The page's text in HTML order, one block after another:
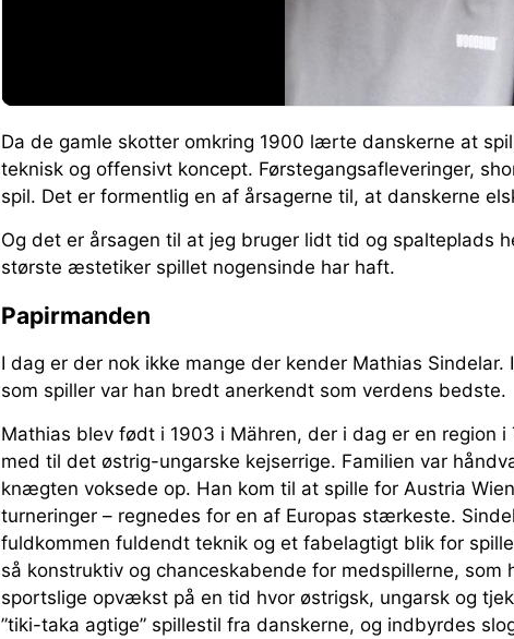
Da de gamle skotter omkring 1900 lærte danskerne at
teknisk og offensivt koncept. Førstegangsafleveringer,
spil. Det er formentlig en af årsagerne til, at danskerne
Og det er årsagen til at jeg bruger lidt tid og spalteplads
største æstetiker spillet nogensinde har haft.
Papirmanden
I dag er der nok ikke mange der kender Mathias
som spiller var han bredt anerkendt som verdens bedste.
Mathias blev født i 1903 i Mähren, der i dag er en region
med til det østrig-ungarske kejserrige. Familien var
knægten voksede op. Han kom til at spille for Austria
turneringer – regnedes for en af Europas stærkeste.
fuldkommen fuldendt teknik og et fabelagtigt blik for
så konstruktiv og chanceskabende for medspillerne, som
sportslige opvækst på en tid hvor østrigsk, ungarsk og
”tiki-taka agtige” spillestil fra danskerne, og indbyrdes